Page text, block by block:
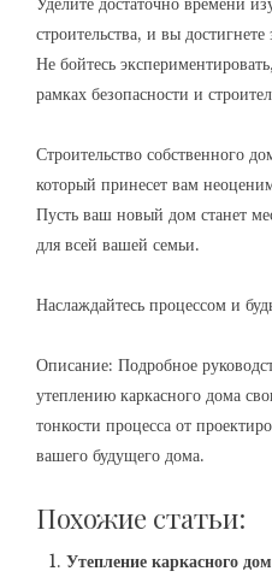
строительства, и вы достигнете
Не бойтесь
рамках безопасности и
Строительство собственного
который принесет вам
Пусть ваш новый дом станет
для всей вашей семьи.
Наслаждайтесь процессом и
Описание: Подробное
утеплению каркасного дома
тонкости процесса от
вашего будущего дома.
Похожие статьи:
Утепление каркасного